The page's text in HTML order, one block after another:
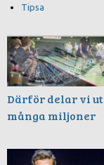
Tipsa
Därför delar vi ut
många miljoner